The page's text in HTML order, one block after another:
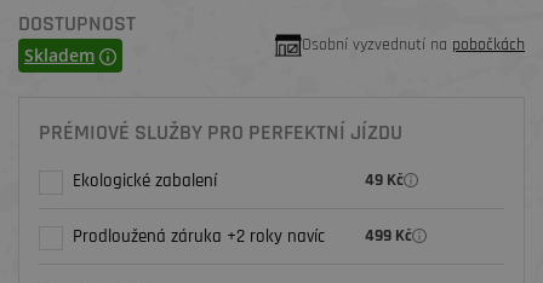
DOSTUPNOST
Skladem Osobní vyzvednutí na pobočkách
PRÉMIOVÉ SLUŽBY PRO PERFEKTNÍ JÍZDU
Ekologické zabalení 49 Kč
Prodloužená záruka +2 roky navíc 499 Kč